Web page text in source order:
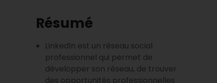
Résumé
LinkedIn est un réseau social
professionnel qui permet de
développer son réseau, de trouver
des opportunités professionnelles